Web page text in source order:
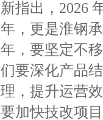
新指出，2026
年，更是淮钢
年，要坚定不
们要深化产品
理，提升运营
要加快技改项